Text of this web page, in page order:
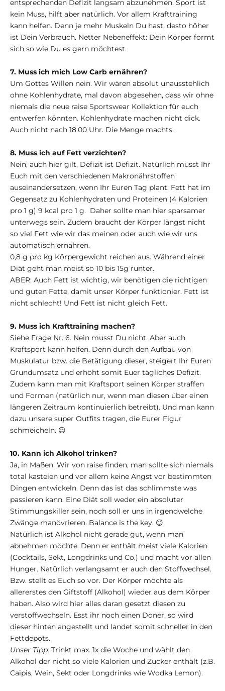
entsprechenden Defizit langsam abzunehmen. Sport ist
kein Muss, hilft aber natürlich. Vor allem Krafttraining
kann helfen. Denn je mehr Muskeln Du hast, desto höher
ist Dein Verbrauch. Netter Nebeneffekt: Dein Körper formt
sich so wie Du es gern möchtest.
7. Muss ich mich Low Carb ernähren?
Um Gottes Willen nein. Wir wären absolut unausstehlich
ohne Kohlenhydrate, mal davon abgesehen, dass wir ohne
niemals die neue raise Sportswear Kollektion für euch
entwerfen könnten. Kohlenhydrate machen nicht dick.
Auch nicht nach 18.00 Uhr. Die Menge machts.
8. Muss ich auf Fett verzichten?
Nein, auch hier gilt, Defizit ist Defizit. Natürlich müsst Ihr
Euch mit den verschiedenen Makronährstoffen
auseinandersetzen, wenn Ihr Euren Tag plant. Fett hat im
Gegensatz zu Kohlenhydraten und Proteinen (4 Kalorien
pro 1 g) 9 kcal pro 1 g. Daher sollte man hier sparsamer
unterwegs sein. Zudem braucht der Körper längst nicht
so viel Fett wie wir das meinen oder auch wie wir uns
automatisch ernähren.
0,8 g pro kg Körpergewicht reichen aus. Während einer
Diät geht man meist so 10 bis 15g runter.
ABER: Auch Fett ist wichtig, wir benötigen die richtigen
und guten Fette, damit unser Körper funktionier. Fett ist
nicht schlecht! Und Fett ist nicht gleich Fett.
9. Muss ich Krafttraining machen?
Siehe Frage Nr. 6. Nein musst Du nicht. Aber auch
Kraftsport kann helfen. Denn durch den Aufbau von
Muskulatur bzw. die Betätigung dieser, steigert Ihr Euren
Grundumsatz und erhöht somit Euer tägliches Defizit.
Zudem kann man mit Kraftsport seinen Körper straffen
und Formen (natürlich nur, wenn man diesen über einen
längeren Zeitraum kontinuierlich betreibt). Und man kann
dazu unsere super Outfits tragen, die Eurer Figur
schmeicheln. 😉
10. Kann ich Alkohol trinken?
Ja, in Maßen. Wir von raise finden, man sollte sich niemals
total kasteien und vor allem keine Angst vor bestimmten
Dingen entwickeln. Denn das ist das schlimmste was
passieren kann. Eine Diät soll weder ein absoluter
Stimmungskiller sein, noch soll er uns in irgendwelche
Zwänge manövrieren. Balance is the key. 😊
Natürlich ist Alkohol nicht gerade gut, wenn man
abnehmen möchte. Denn er enthält meist viele Kalorien
(Cocktails, Sekt, Longdrinks und Co.) und macht vor allen
Hunger. Natürlich verlangsamt er auch den Stoffwechsel.
Bzw. stellt es Euch so vor. Der Körper möchte als
allererstes den Giftstoff (Alkohol) wieder aus dem Körper
haben. Also wird hier alles daran gesetzt diesen zu
verstoffwechseln. Esst ihr noch einen Döner, so wird
dieser hinten angestellt und landet somit schneller in den
Fettdepots.
Unser Tipp: Trinkt max. 1x die Woche und wählt den
Alkohol der nicht so viele Kalorien und Zucker enthält (z.B.
Caipis, Wein, Sekt oder Longdrinks wie Wodka Lemon).